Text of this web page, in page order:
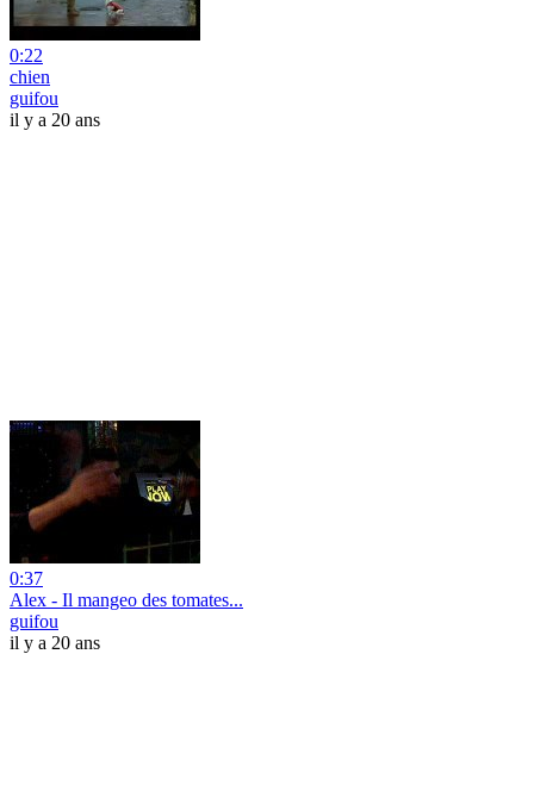
0:22
chien
guifou
il y a 20 ans
0:37
Alex - Il mangeo des tomates...
guifou
il y a 20 ans